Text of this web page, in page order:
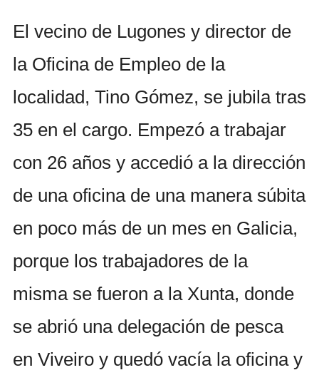
El vecino de Lugones y director de
la Oficina de Empleo de la
localidad, Tino Gómez, se jubila tras
35 en el cargo. Empezó a trabajar
con 26 años y accedió a la dirección
de una oficina de una manera súbita
en poco más de un mes en Galicia,
porque los trabajadores de la
misma se fueron a la Xunta, donde
se abrió una delegación de pesca
en Viveiro y quedó vacía la oficina y